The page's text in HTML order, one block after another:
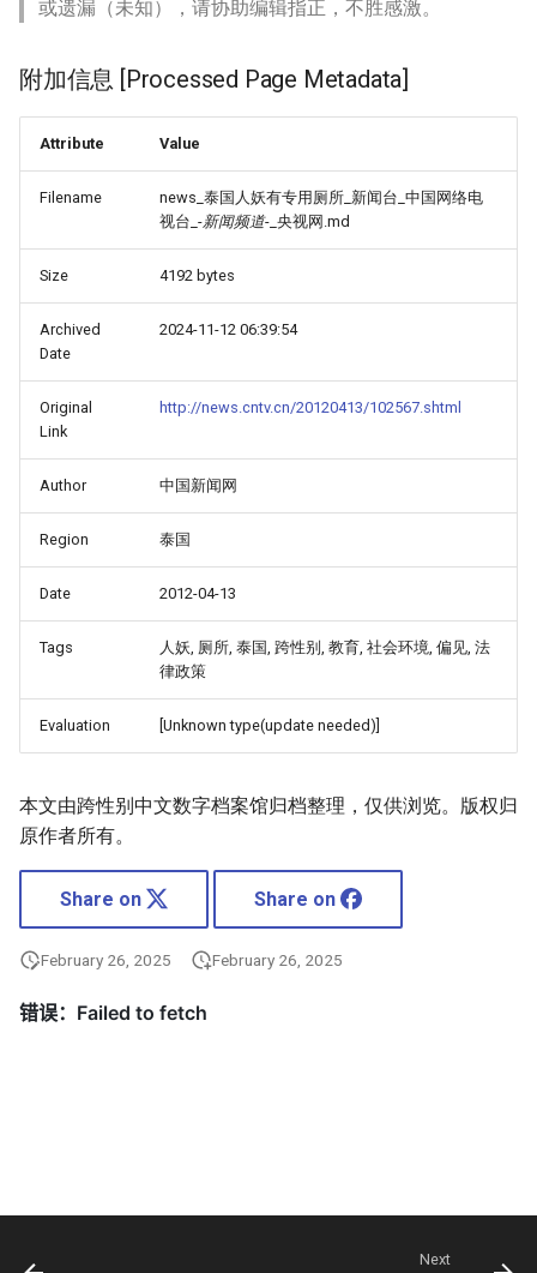
或遗漏（未知），请协助编辑指正，不胜感激。
附加信息 [Processed Page Metadata]
Attribute Value
Filename
news_泰国人妖有专用厕所_新闻台_中国网络电
视台_-新闻频道-_央视网.md
Size 4192 bytes
Archived
Date
2024-11-12 06:39:54
Original
Link
http://news.cntv.cn/20120413/102567.shtml
Author 中国新闻网
Region 泰国
Date 2012-04-13
Tags
人妖, 厕所, 泰国, 跨性别, 教育, 社会环境, 偏见, 法
律政策
Evaluation [Unknown type(update needed)]
本文由跨性别中文数字档案馆归档整理，仅供浏览。版权归
原作者所有。
Share on Share on
February 26, 2025 February 26, 2025
Next